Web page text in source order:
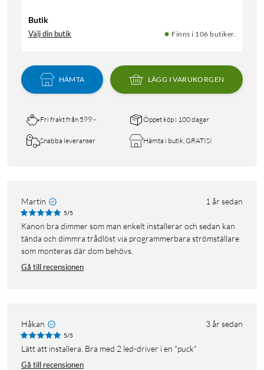
Butik
Välj din butik Finns i 106 butiker.
HÄMTA LÄGG I VARUKORGEN
Fri frakt från 599:- Öppet köp i 100 dagar
Snabba leveranser Hämta i butik, GRATIS!
Martin 1 år sedan
5/5
Kanon bra dimmer som man enkelt installerar och sedan kan
tända och dimmra trådlöst via programmerbara strömställare
som monteras där dom behövs.
Gå till recensionen
Håkan 3 år sedan
5/5
Lätt att installera. Bra med 2 led-driver i en "puck"
Gå till recensionen